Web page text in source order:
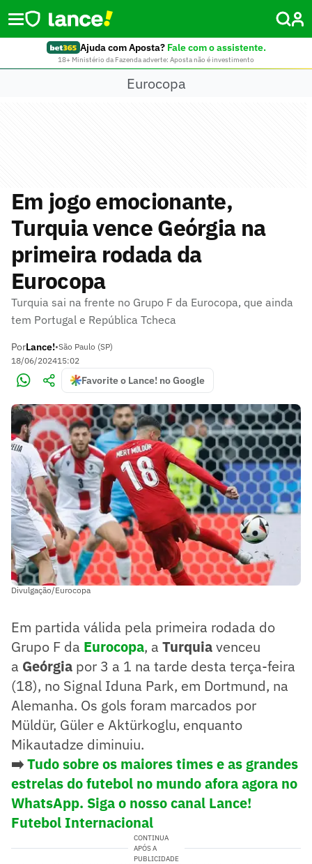
Ajuda com Aposta? Fale com o assistente.
18+ Ministério da Fazenda adverte: Aposta não é investimento
Eurocopa
Em jogo emocionante,
Turquia vence Geórgia na
primeira rodada da
Eurocopa
Turquia sai na frente no Grupo F da Eurocopa, que ainda
tem Portugal e República Tcheca
PorLance!•São Paulo (SP)
18/06/202415:02
Favorite o Lance! no Google
Divulgação/Eurocopa
Em partida válida pela primeira rodada do
Grupo F da Eurocopa, a Turquiavenceu
a Geórgia por 3 a 1 na tarde desta terça-feira
(18), no Signal Iduna Park, em Dortmund, na
Alemanha. Os gols foram marcados por
Müldür, Güler e Aktürkoglu, enquanto
Mikautadze diminuiu.
➡️Tudo sobre os maiores times e as grandes
estrelas do futebol no mundo afora agora no
WhatsApp. Siga o nosso canal Lance!
Futebol Internacional
CONTINUA
APÓS A
PUBLICIDADE